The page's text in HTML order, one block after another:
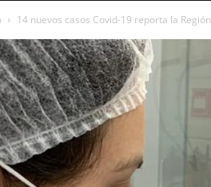
14 nuevos casos Covid-19 reporta la